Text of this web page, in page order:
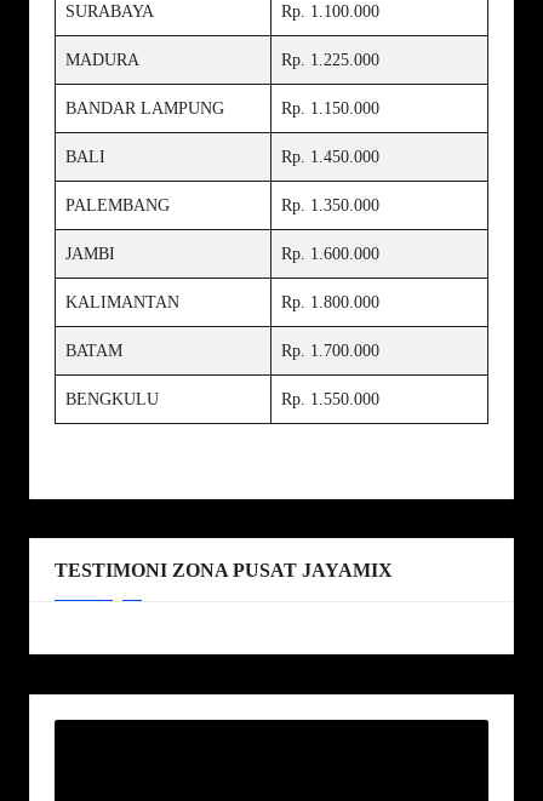
SURABAYA Rp. 1.100.000
MADURA Rp. 1.225.000
BANDAR LAMPUNG Rp. 1.150.000
BALI Rp. 1.450.000
PALEMBANG Rp. 1.350.000
JAMBI Rp. 1.600.000
KALIMANTAN Rp. 1.800.000
BATAM Rp. 1.700.000
BENGKULU Rp. 1.550.000
TESTIMONI ZONA PUSAT JAYAMIX